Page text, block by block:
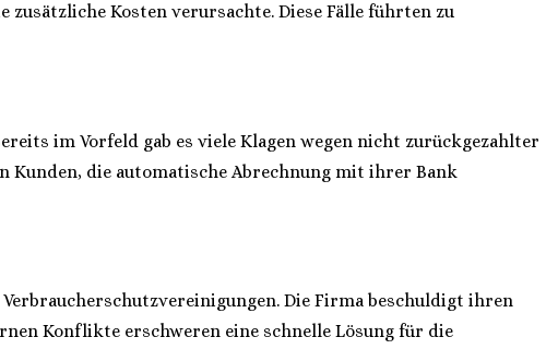
Kosten verursachte. Diese Fälle führten zu
im Vorfeld gab es viele Klagen wegen nicht zurückgezahlter
Kunden, die automatische Abrechnung mit ihrer Bank
Die Firma beschuldigt ihren
Konflikte erschweren eine schnelle Lösung für die